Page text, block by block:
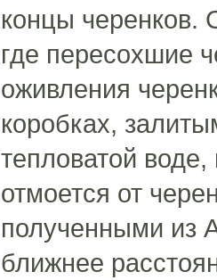
концы черенков.
где пересохшие
оживления
коробках,
тепловатой
отмоется от
полученными из
ближнее